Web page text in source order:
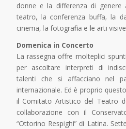
donne e la differenza di genere
teatro, la conferenza buffa, la
cinema, la fotografia e le arti
Domenica in Concerto
La rassegna offre molteplici
per ascoltare interpreti di
talenti che si affacciano nel
internazionale. Ed è proprio
il Comitato Artistico del Teatro
collaborazione con il
“Ottorino Respighi” di Latina.